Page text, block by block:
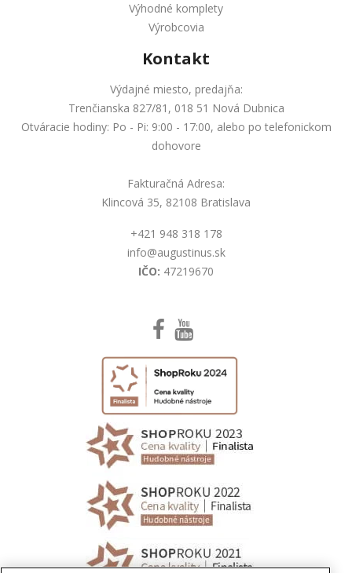
Výhodné komplety
Výrobcovia
Kontakt
Výdajné miesto, predajňa:
Trenčianska 827/81, 018 51 Nová Dubnica
Otváracie hodiny: Po - Pi: 9:00 - 17:00, alebo po telefonickom
dohovore
Fakturačná Adresa:
Klincová 35, 82108 Bratislava
+421 948 318 178
info@augustinus.sk
IČO: 47219670